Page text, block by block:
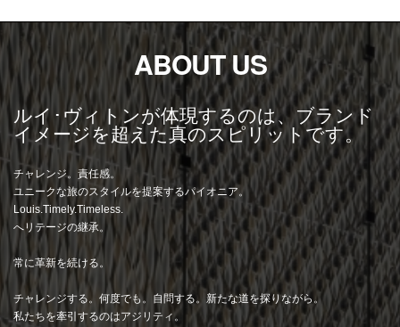
ABOUT US
ルイ･ヴィトンが体現するのは、ブランド
イメージを超えた真のスピリットです。
チャレンジ。責任感。
ユニークな旅のスタイルを提案するパイオニア。
Louis.Timely.Timeless.
へリテージの継承。
常に革新を続ける。
チャレンジする。何度でも。自問する。新たな道を探りながら。
私たちを牽引するのはアジリティ。